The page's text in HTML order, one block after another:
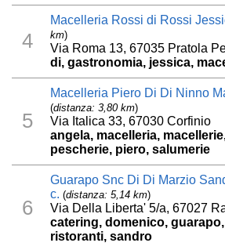
4
Macelleria Rossi di Rossi
km)
Via Roma 13, 67035 Pratola
di, gastronomia, jessica,
5
Macelleria Piero Di Di Ninno
(distanza: 3,80 km)
Via Italica 33, 67030 Corfinio
angela, macelleria,
pescherie, piero, salumerie
6
Guarapo Snc Di Di Marzio
c. (distanza: 5,14 km)
Via Della Liberta' 5/a, 67027
catering, domenico,
ristoranti, sandro